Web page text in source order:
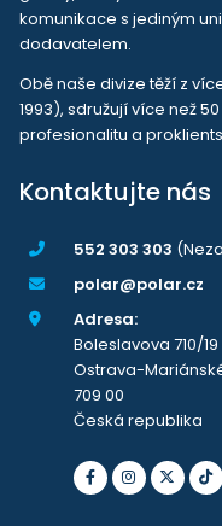
komunikace s jediným
dodavatelem.
Obě naše divize těží z
1993), sdružují více než
profesionalitu a
Kontaktujte nás
552 303 303
polar@polar.cz
Adresa:
Boleslavova 710/19
Ostrava-
709 00
Česká republika